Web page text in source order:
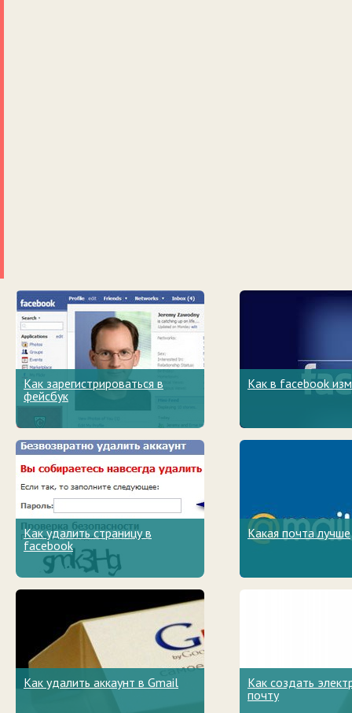
Как зарегистрироваться в
фейсбук
Как в facebook
Как удалить страницу в
facebook
Какая почта лучше
Как удалить аккаунт в Gmail
Как создать
почту